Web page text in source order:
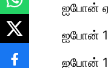
ஐபோன்
ஐபோன்
ஐபோன்